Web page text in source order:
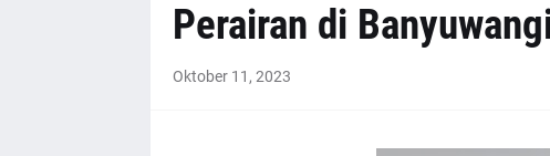
Perairan di
Oktober 11, 2023